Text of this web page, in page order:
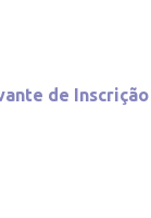
de Inscrição